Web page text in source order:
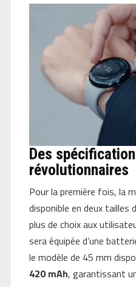
Des
révolutionnaires
Pour la première fois, la
disponible en deux
plus de choix aux
sera équipée d’une
le modèle de 45 mm
420 mAh, garantissant